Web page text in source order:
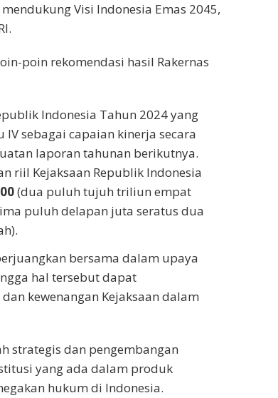
Visi Indonesia Emas 2045,
poin rekomendasi hasil Rakernas
Indonesia Tahun 2024 yang
sebagai capaian kinerja secara
laporan tahunan berikutnya.
riil Kejaksaan Republik Indonesia
(dua puluh tujuh triliun empat
puluh delapan juta seratus dua
bersama dalam upaya
hal tersebut dapat
kewenangan Kejaksaan dalam
strategis dan pengembangan
yang ada dalam produk
hukum di Indonesia.